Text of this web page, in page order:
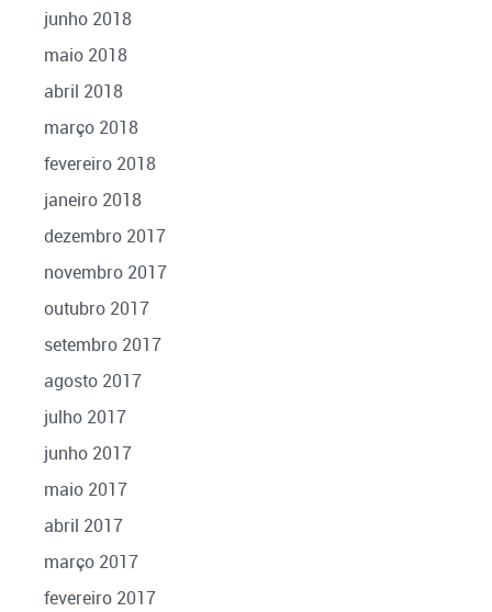
junho 2018
maio 2018
abril 2018
março 2018
fevereiro 2018
janeiro 2018
dezembro 2017
novembro 2017
outubro 2017
setembro 2017
agosto 2017
julho 2017
junho 2017
maio 2017
abril 2017
março 2017
fevereiro 2017